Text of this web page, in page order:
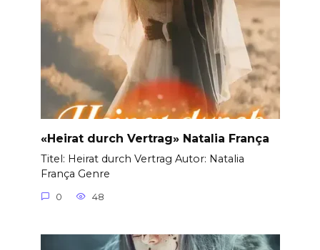
«Heirat durch Vertrag» Natalia França
Titel: Heirat durch Vertrag Autor: Natalia
França Genre
0 48